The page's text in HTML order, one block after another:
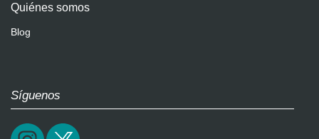
Quiénes somos
Blog
Síguenos